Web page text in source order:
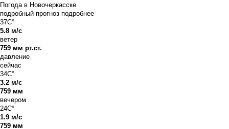
Погода в Новочеркасске
подробный прогноз подробнее
37C°
5.8 м/с
ветер
759 мм рт.ст.
давление
сейчас
34C°
3.2 м/с
759 мм
вечером
24C°
1.9 м/с
759 мм